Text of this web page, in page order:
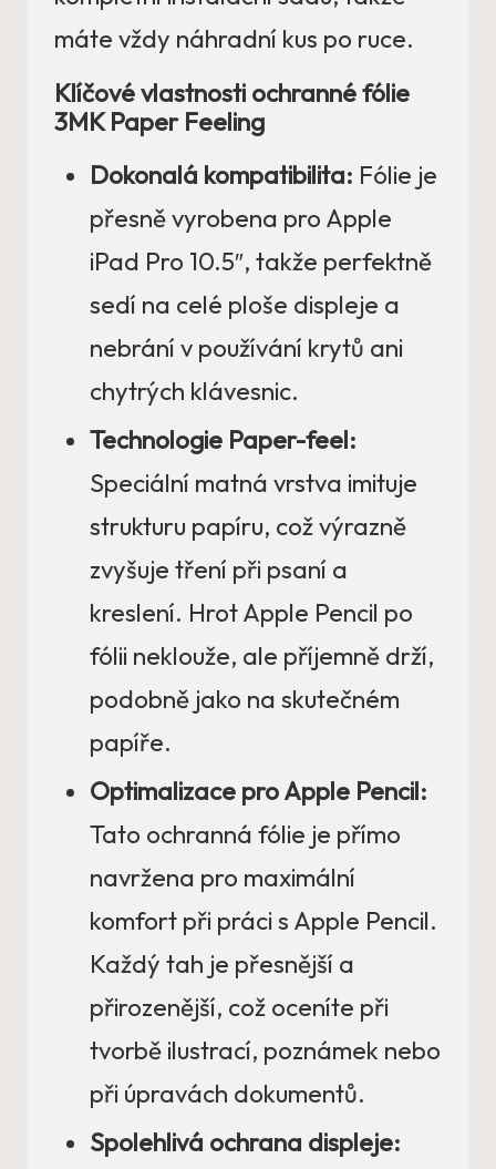
máte vždy náhradní kus po ruce.
Klíčové vlastnosti ochranné fólie
3MK Paper Feeling
Dokonalá kompatibilita: Fólie je
přesně vyrobena pro Apple
iPad Pro 10.5″, takže perfektně
sedí na celé ploše displeje a
nebrání v používání krytů ani
chytrých klávesnic.
Technologie Paper-feel:
Speciální matná vrstva imituje
strukturu papíru, což výrazně
zvyšuje tření při psaní a
kreslení. Hrot Apple Pencil po
fólii neklouže, ale příjemně drží,
podobně jako na skutečném
papíře.
Optimalizace pro Apple Pencil:
Tato ochranná fólie je přímo
navržena pro maximální
komfort při práci s Apple Pencil.
Každý tah je přesnější a
přirozenější, což oceníte při
tvorbě ilustrací, poznámek nebo
při úpravách dokumentů.
Spolehlivá ochrana displeje: